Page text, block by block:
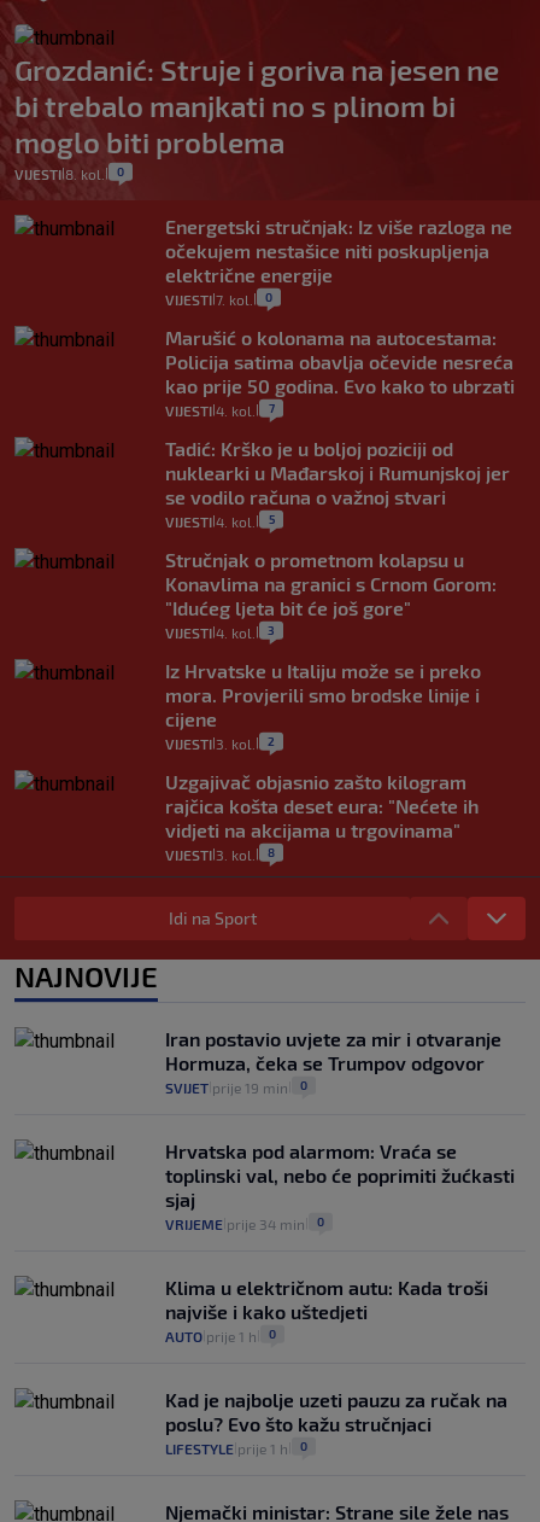
Grozdanić: Struje i goriva na jesen ne
bi trebalo manjkati no s plinom bi
moglo biti problema
VIJESTI| 8. kol. 0
Energetski stručnjak: Iz više razloga ne
očekujem nestašice niti poskupljenja
električne energije
VIJESTI 7. kol. 0
Marušić o kolonama na autocestama:
Policija satima obavlja očevide nesreća
kao prije 50 godina. Evo kako to ubrzati
VIJESTI 4. kol. 7
Tadić: Krško je u boljoj poziciji od
nuklearki u Mađarskoj i Rumunjskoj jer
se vodilo računa o važnoj stvari
VIJESTI 4. kol. 5
Stručnjak o prometnom kolapsu u
Konavlima na granici s Crnom Gorom:
"Idućeg ljeta bit će još gore"
VIJESTI 4. kol. 3
Iz Hrvatske u Italiju može se i preko
mora. Provjerili smo brodske linije i
cijene
VIJESTI 3. kol. 2
Uzgajivač objasnio zašto kilogram
rajčica košta deset eura: "Nećete ih
vidjeti na akcijama u trgovinama"
VIJESTI 3. kol. 8
Selidba je jedno od stresnijih iskustava.
Evo aktualnih cijena i nekoliko savjeta
0
automobilom na Hvar iz Zagreba, a
koliko iz Osijeka
2. kol. 14
Idi na Sport
NAJNOVIJE
Iran postavio uvjete za mir i otvaranje
Hormuza, čeka se Trumpov odgovor
SVIJET prije 19 min 0
Hrvatska pod alarmom: Vraća se
toplinski val, nebo će poprimiti žućkasti
sjaj
VRIJEME prije 34 min 0
Klima u električnom autu: Kada troši
najviše i kako uštedjeti
AUTO prije 1 h 0
Kad je najbolje uzeti pauzu za ručak na
poslu? Evo što kažu stručnjaci
LIFESTYLE prije 1 h 0
Njemački ministar: Strane sile žele nas